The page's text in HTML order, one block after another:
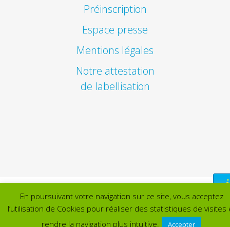
Préinscription
Espace presse
Mentions légales
Notre attestation
de labellisation
En poursuivant votre navigation sur ce site, vous acceptez
l’utilisation de Cookies pour réaliser des statistiques de visites
rendre la navigation plus intuitive.
Accepter